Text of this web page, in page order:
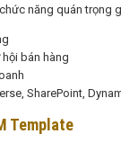
năng quán trọng
bán hàng
SharePoint,
Template